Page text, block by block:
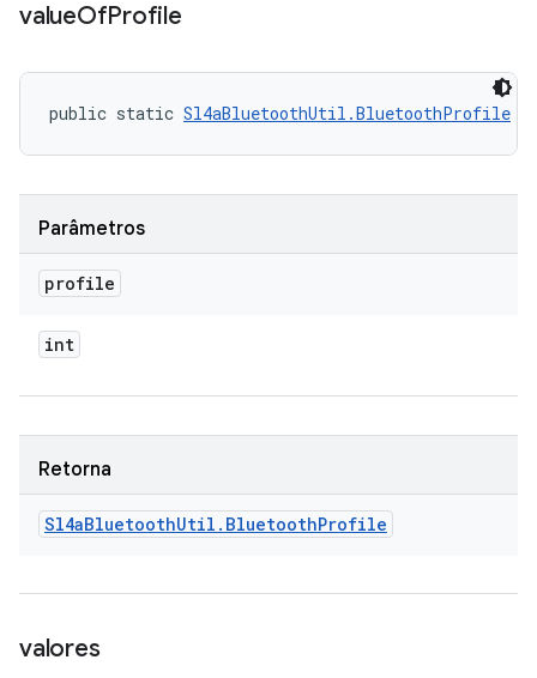
valueOfProfile
public static Sl4aBluetoothUtil.BluetoothProfile
Parâmetros
profile
int
Retorna
Sl4aBluetoothUtil . BluetoothProfile
valores